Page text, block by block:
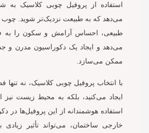
استفاده از پروفیل چوبی کلاسیک به
می‌دهد که به طبیعت نزدیک‌تر شوید. چوب
طبیعی، احساس آرامش و سکون را به
می‌دهد و ایجاد یک دکوراسیون مدرن و
ممکن می‌سازد.
با انتخاب پروفیل چوبی کلاسیک، نه تنها
ایجاد می‌کنید، بلکه به محیط زیست نیز
استفاده هوشمندانه از این پروفیل‌ها در
خارجی ساختمان، می‌تواند تأثیر زیادی